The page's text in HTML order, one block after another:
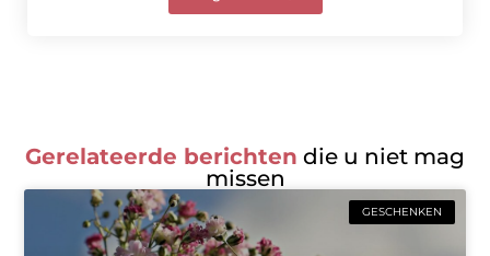
Gerelateerde berichten die u niet mag
missen
GESCHENKEN